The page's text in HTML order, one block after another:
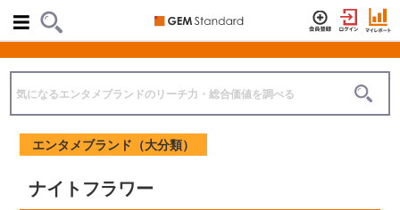
エンタメブランド（大分類）
ナイトフラワー